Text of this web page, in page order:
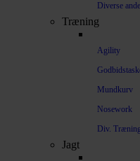
Diverse
Træning
Agility
Mundkurv
Nosework
Div. Træning
Jagt